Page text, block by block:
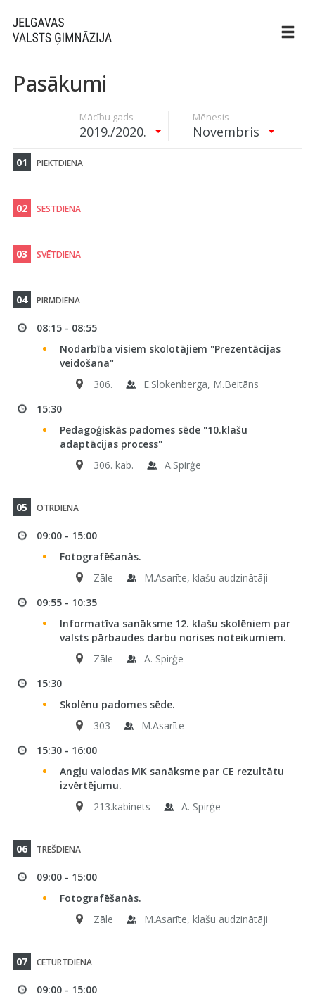
Pasākumi
Mācību gads
2019./2020.
Mēnesis
Novembris
01 PIEKTDIENA
02 SESTDIENA
03 SVĒTDIENA
04 PIRMDIENA
08:15 - 08:55
Nodarbība visiem skolotājiem "Prezentācijas
veidošana"
306.
E.Slokenberga, M.Beitāns
15:30
Pedagoģiskās padomes sēde "10.klašu
adaptācijas process"
306. kab.
A.Spirģe
05 OTRDIENA
09:00 - 15:00
Fotografēšanās.
Zāle
M.Asarīte, klašu audzinātāji
09:55 - 10:35
Informatīva sanāksme 12. klašu skolēniem par
valsts pārbaudes darbu norises noteikumiem.
Zāle
A. Spirģe
15:30
Skolēnu padomes sēde.
303
M.Asarīte
15:30 - 16:00
Angļu valodas MK sanāksme par CE rezultātu
izvērtējumu.
213.kabinets
A. Spirģe
06 TREŠDIENA
09:00 - 15:00
Fotografēšanās.
Zāle
M.Asarīte, klašu audzinātāji
07 CETURTDIENA
09:00 - 15:00